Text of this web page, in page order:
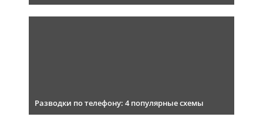
Разводки по телефону: 4 популярные схемы